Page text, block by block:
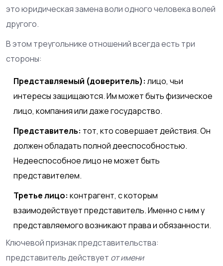
это юридическая замена воли одного человека волей
другого.
В этом треугольнике отношений всегда есть три
стороны:
Представляемый (доверитель): лицо, чьи
интересы защищаются. Им может быть физическое
лицо, компания или даже государство.
Представитель: тот, кто совершает действия. Он
должен обладать полной дееспособностью.
Недееспособное лицо не может быть
представителем.
Третье лицо: контрагент, с которым
взаимодействует представитель. Именно с ним у
представляемого возникают права и обязанности.
Ключевой признак представительства:
представитель действует от имени